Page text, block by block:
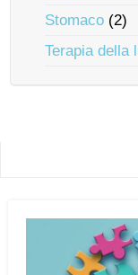
Stomaco (2)
Terapia della